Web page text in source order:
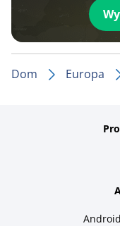
Dom Europa